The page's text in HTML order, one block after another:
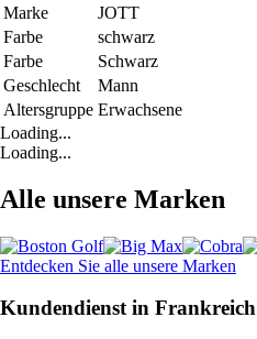
Marke
JOTT
Farbe
schwarz
Farbe
Schwarz
Geschlecht
Mann
Altersgruppe Erwachsene
Loading...
Loading...
Alle unsere Marken
Entdecken Sie alle unsere Marken
Kundendienst in Frankreich